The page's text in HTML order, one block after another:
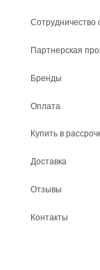
Сотрудничество
Партнерская
Бренды
Оплата
Купить в
Доставка
Отзывы
Контакты